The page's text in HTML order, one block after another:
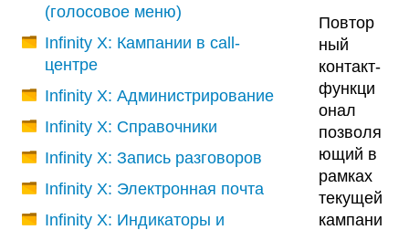
(голосовое меню)
Infinity X: Кампании в call-
центре
Infinity X: Администрирование
Infinity X: Справочники
Infinity X: Запись разговоров
Infinity X: Электронная почта
Infinity X: Индикаторы и
Повтор
ный
контакт-
функци
онал
позволя
ющий в
рамках
текущей
кампани